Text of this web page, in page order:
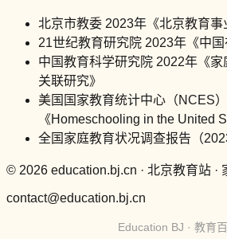
北京市教委 2023年《北京教育事
21世纪教育研究院 2023年《中国
中国教育科学研究院 2022年《
关联研究》
美国国家教育统计中心（NCES
《Homeschooling in the United
全国家庭教育状况调查报告（
© 2026 education.bj.cn · 北京教育站 ·
contact@education.bj.cn
Education BJ · 教育